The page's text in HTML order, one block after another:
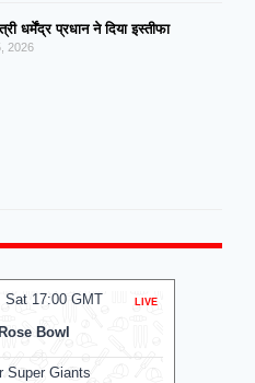
धर्मेंद्र प्रधान ने दिया इस्तीफा
2026
Sat 17:00 GMT LIVE
Bowl
Super Giants